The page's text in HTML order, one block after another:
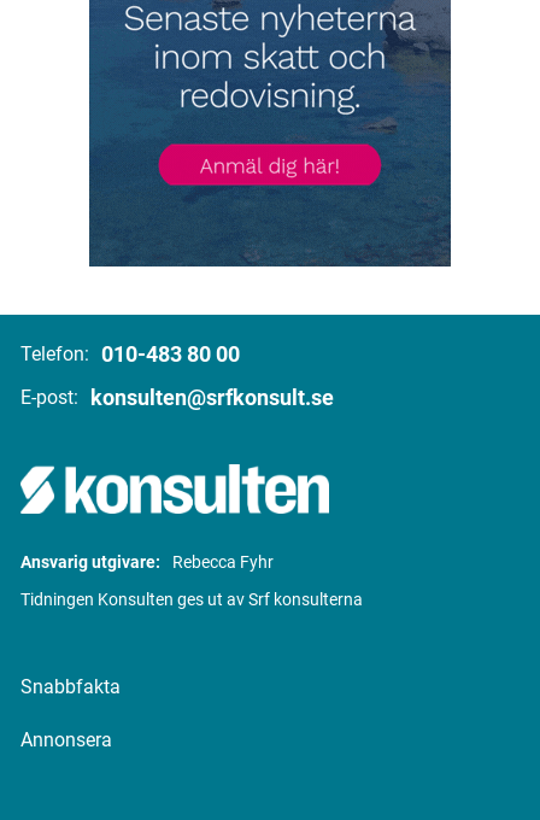
Telefon: 010-483 80 00
E-post: konsulten@srfkonsult.se
Ansvarig utgivare:
Rebecca Fyhr
Tidningen Konsulten ges ut av Srf konsulterna
Snabbfakta
Annonsera